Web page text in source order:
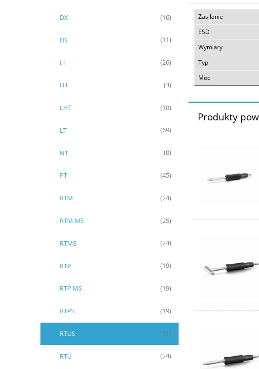
DX (16)
DS (11)
ET (26)
HT (3)
LHT (10)
LT (69)
NT (0)
PT (45)
RTM (24)
RTM MS (25)
RTMS (24)
RTP (19)
RTP MS (19)
RTPS (19)
RTUS (31)
RTU (24)
Zasilanie
ESD
Wymiary
Typ
Moc
Produkty